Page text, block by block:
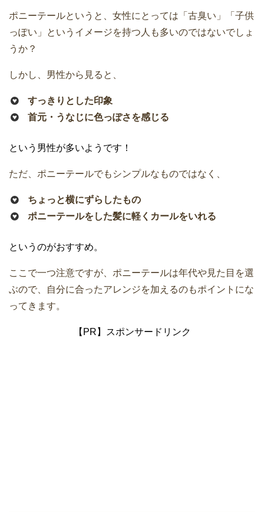
ポニーテールというと、女性にとっては「古臭い」「子供
っぽい」というイメージを持つ人も多いのではないでしょ
うか？
しかし、男性から見ると、
すっきりとした印象
首元・うなじに色っぽさを感じる
という男性が多いようです！
ただ、ポニーテールでもシンプルなものではなく、
ちょっと横にずらしたもの
ポニーテールをした髪に軽くカールをいれる
というのがおすすめ。
ここで一つ注意ですが、ポニーテールは年代や見た目を選
ぶので、自分に合ったアレンジを加えるのもポイントにな
ってきます。
【PR】スポンサードリンク